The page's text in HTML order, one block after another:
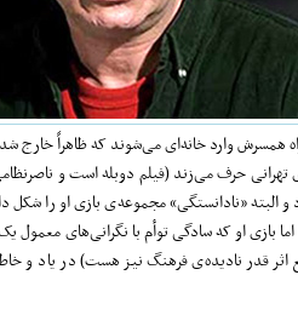
همسرش وارد خانه‌ای می‌شوند که ظاهراً خارج
تهرانی حرف می‌زند (فیلم دوبله است و
«نادانستگی» مجموعه‌ی بازی او را شکل
بازی او که سادگی توأم با نگرانی‌های معمول
قدر نادیده‌ی فرهنگ نیز هست) در یاد و